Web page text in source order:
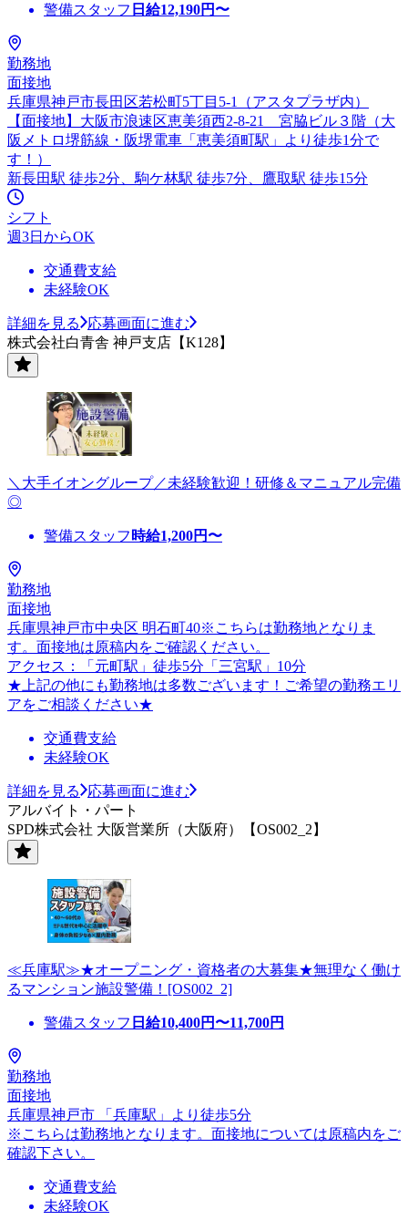
警備スタッフ 日給12,190円〜
勤務地
面接地
兵庫県神戸市長田区若松町5丁目5-1（アスタプラザ内）
【面接地】大阪市浪速区恵美須西2-8-21 宮脇ビル３階（大
阪メトロ堺筋線・阪堺電車「恵美須町駅」より徒歩1分で
す！）
新長田駅 徒歩2分、駒ケ林駅 徒歩7分、鷹取駅 徒歩15分
シフト
週3日からOK
交通費支給
未経験OK
詳細を見る
応募画面に進む
株式会社白青舎 神戸支店【K128】
＼大手イオングループ／未経験歓迎！研修＆マニュアル完備
◎
警備スタッフ 時給1,200円〜
勤務地
面接地
兵庫県神戸市中央区 明石町40※こちらは勤務地となりま
す。面接地は原稿内をご確認ください。
アクセス：「元町駅」徒歩5分「三宮駅」10分
★上記の他にも勤務地は多数ございます！ご希望の勤務エリ
アをご相談ください★
交通費支給
未経験OK
詳細を見る
応募画面に進む
アルバイト・パート
SPD株式会社 大阪営業所（大阪府）【OS002_2】
≪兵庫駅≫★オープニング・資格者の大募集★無理なく働け
るマンション施設警備！[OS002_2]
警備スタッフ 日給10,400円〜11,700円
勤務地
面接地
兵庫県神戸市 「兵庫駅」より徒歩5分
※こちらは勤務地となります。面接地については原稿内をご
確認下さい。
交通費支給
未経験OK